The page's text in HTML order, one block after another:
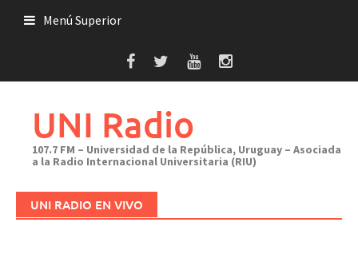
Menú Superior
UNI Radio
107.7 FM – Universidad de la República, Uruguay – Asociada
a la Radio Internacional Universitaria (RIU)
UNI RADIO EN VIVO